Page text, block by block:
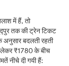
में हैं, तो
तक की ट्रेन टिकट
अनुसार बदलती रहती
लेकर ₹1780 के बीच
नीचे दी गयी हैं: